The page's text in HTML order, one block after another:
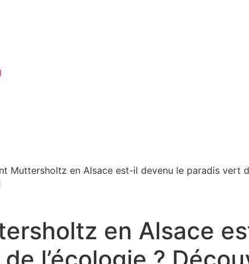
Muttersholtz en Alsace est-il devenu le paradis vert
en Alsace